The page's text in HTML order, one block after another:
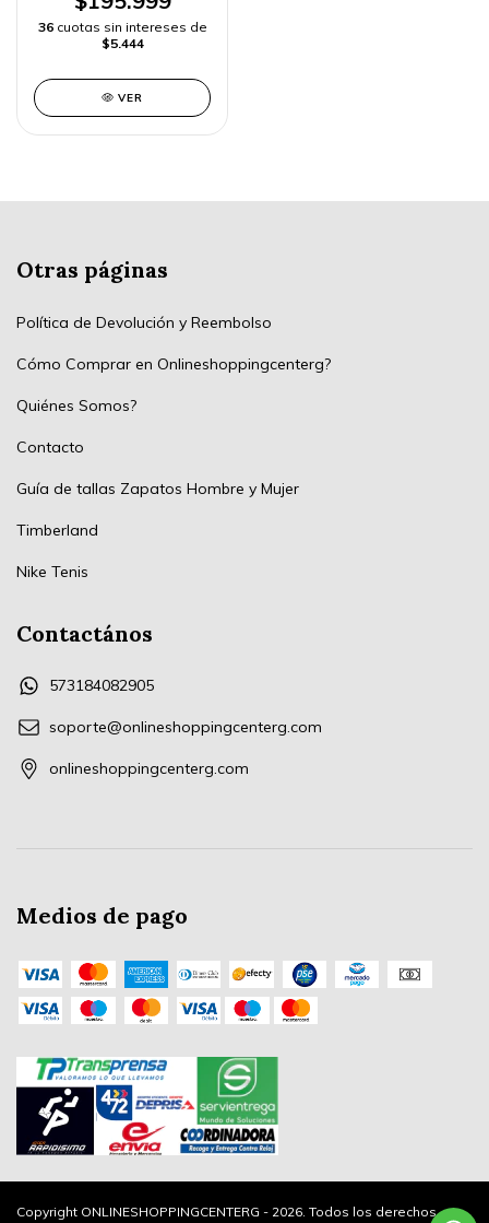
36 cuotas sin intereses de
$5.444
VER
Otras páginas
Política de Devolución y Reembolso
Cómo Comprar en Onlineshoppingcenterg?
Quiénes Somos?
Contacto
Guía de tallas Zapatos Hombre y Mujer
Timberland
Nike Tenis
Contactános
573184082905
soporte@onlineshoppingcenterg.com
onlineshoppingcenterg.com
Medios de pago
Copyright ONLINESHOPPINGCENTERG - 2026. Todos los derechos